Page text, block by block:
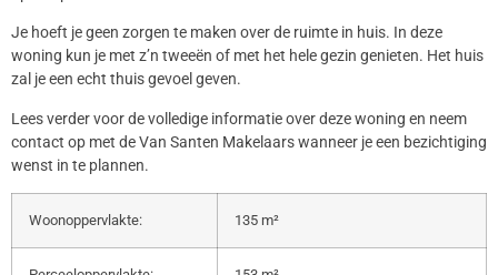
Je hoeft je geen zorgen te maken over de ruimte in huis. In deze
woning kun je met z’n tweeën of met het hele gezin genieten. Het huis
zal je een echt thuis gevoel geven.
Lees verder voor de volledige informatie over deze woning en neem
contact op met de Van Santen Makelaars wanneer je een bezichtiging
wenst in te plannen.
Woonoppervlakte: 135 m²